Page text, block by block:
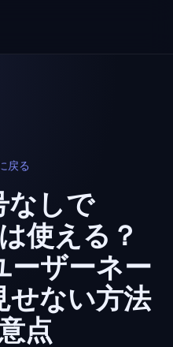
戻る
なしで
使える？
ザーネー
せない方法
点